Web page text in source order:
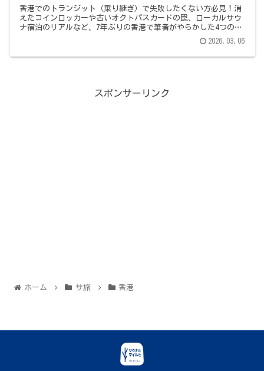
香港でのトランジット（乗り継ぎ）で失敗したくない方必見！消
えたコインロッカーや古いオクトパスカードの罠、ローカルサウ
ナ宿泊のリアルなど、7年ぶりの香港で筆者がやらかした4つの失
敗談と、クレカタッチ決済を活用した最新の攻略法を徹底解説し
2026.03.06
スポンサーリンク
ホーム サ旅 香港